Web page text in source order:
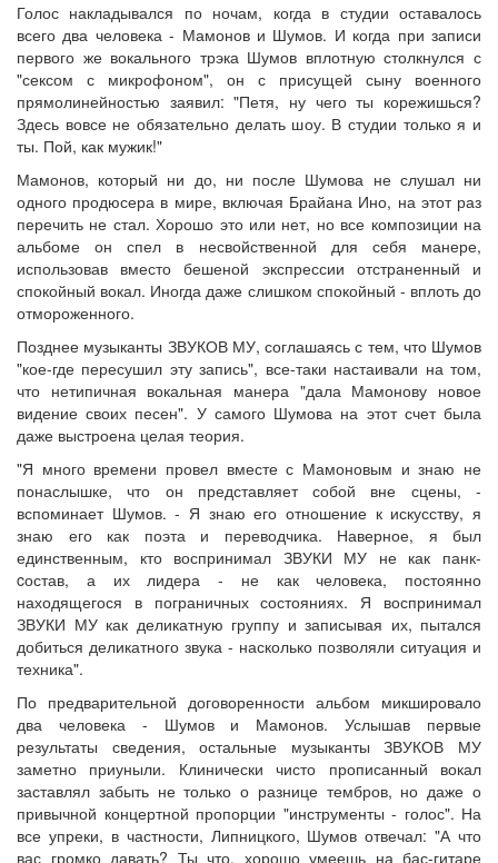
Голос накладывался по ночам, когда в студии оставалось
всего два человека - Мамонов и Шумов. И когда при записи
первого же вокального трэка Шумов вплотную столкнулся с
"сексом с микрофоном", он с присущей сыну военного
прямолинейностью заявил: "Петя, ну чего ты корежишься?
Здесь вовсе не обязательно делать шоу. В студии только я и
ты. Пой, как мужик!"
Мамонов, который ни до, ни после Шумова не слушал ни
одного продюсера в мире, включая Брайана Ино, на этот раз
перечить не стал. Хорошо это или нет, но все композиции на
альбоме он спел в несвойственной для себя манере,
использовав вместо бешеной экспрессии отстраненный и
спокойный вокал. Иногда даже слишком спокойный - вплоть до
отмороженного.
Позднее музыканты ЗВУКОВ МУ, соглашаясь с тем, что Шумов
"кое-где пересушил эту запись", все-таки настаивали на том,
что нетипичная вокальная манера "дала Мамонову новое
видение своих песен". У самого Шумова на этот счет была
даже выстроена целая теория.
"Я много времени провел вместе с Мамоновым и знаю не
понаслышке, что он представляет собой вне сцены, -
вспоминает Шумов. - Я знаю его отношение к искусству, я
знаю его как поэта и переводчика. Наверное, я был
единственным, кто воспринимал ЗВУКИ МУ не как панк-
cостав, а их лидера - не как человека, постоянно
находящегося в пограничных состояниях. Я воспринимал
ЗВУКИ МУ как деликатную группу и записывая их, пытался
добиться деликатного звука - насколько позволяли ситуация и
техника".
По предварительной договоренности альбом микшировало
два человека - Шумов и Мамонов. Услышав первые
результаты сведения, остальные музыканты ЗВУКОВ МУ
заметно приуныли. Клинически чисто прописанный вокал
заставлял забыть не только о разнице тембров, но даже о
привычной концертной пропорции "инструменты - голос". На
все упреки, в частности, Липницкого, Шумов отвечал: "А что
вас громко давать? Ты что, хорошо умеешь на бас-гитаре